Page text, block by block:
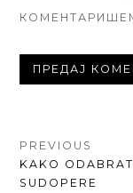
КРЕТАЊЕ
ЧЛАНКА
PREVIOUS
PREVIOUS
POST:
KAKO
SUDOPERE